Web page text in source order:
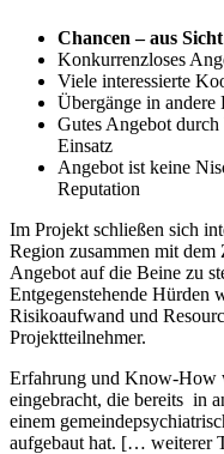
Chancen – aus
Konkurrenzloses
Viele interessierte
Übergänge in andere
Gutes Angebot
Einsatz
Angebot ist keine
Reputation
Im Projekt schließen sich
Region zusammen mit dem
Angebot auf die Beine zu
Entgegenstehende Hürden
Risikoaufwand und
Projektteilnehmer.
Erfahrung und Know-How
eingebracht, die bereits in
einem
aufgebaut hat. [… weiterer